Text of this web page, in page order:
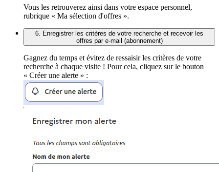
Vous les retrouverez ainsi dans votre espace personnel,
rubrique « Ma sélection d'offres ».
6. Enregistrer les critères de votre recherche et recevoir les
offres par e-mail (abonnement)
Gagnez du temps et évitez de ressaisir les critères de votre
recherche à chaque visite ! Pour cela, cliquez sur le bouton
« Créer une alerte » :